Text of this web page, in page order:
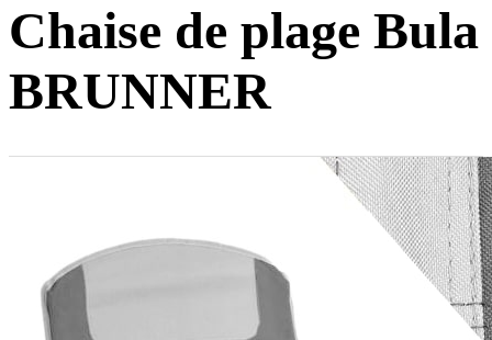
Chaise de plage Bula
BRUNNER